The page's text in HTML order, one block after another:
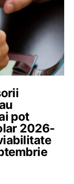
pot
2026-